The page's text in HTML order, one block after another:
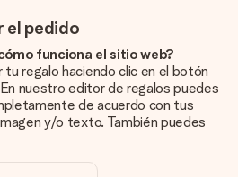
el pedido
funciona el sitio web?
regalo haciendo clic en el botón
nuestro editor de regalos puedes
de acuerdo con tus
y/o texto. También puedes